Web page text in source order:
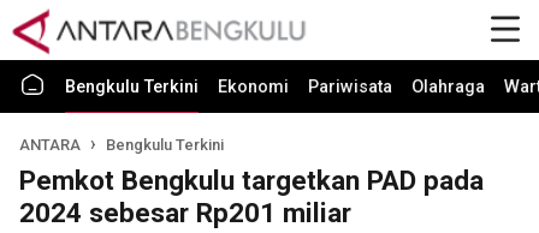
Bengkulu Terkini Ekonomi Pariwisata Olahraga
ANTARA Bengkulu Terkini
Pemkot Bengkulu targetkan PAD pada
2024 sebesar Rp201 miliar